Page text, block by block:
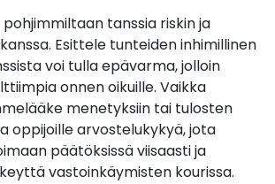
tanssia riskin ja
Esittele tunteiden inhimillinen
voi tulla epävarma, jolloin
onnen oikuille. Vaikka
menetyksiin tai tulosten
oppijoille arvostelukykyä, jota
päätöksissä viisaasti ja
vastoinkäymisten kourissa.